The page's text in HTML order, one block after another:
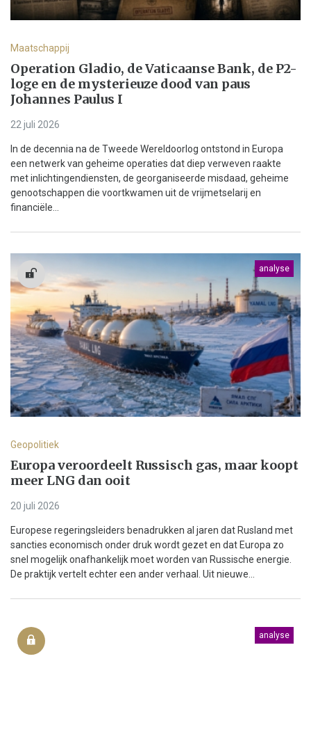
Maatschappij
Operation Gladio, de Vaticaanse Bank, de P2-
loge en de mysterieuze dood van paus
Johannes Paulus I
22 juli 2026
In de decennia na de Tweede Wereldoorlog ontstond in Europa
een netwerk van geheime operaties dat diep verweven raakte
met inlichtingendiensten, de georganiseerde misdaad, geheime
genootschappen die voortkwamen uit de vrijmetselarij en
financiële...
analyse
Geopolitiek
Europa veroordeelt Russisch gas, maar koopt
meer LNG dan ooit
20 juli 2026
Europese regeringsleiders benadrukken al jaren dat Rusland met
sancties economisch onder druk wordt gezet en dat Europa zo
snel mogelijk onafhankelijk moet worden van Russische energie.
De praktijk vertelt echter een ander verhaal. Uit nieuwe...
analyse